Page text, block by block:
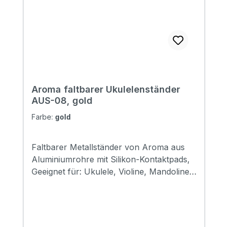
Aroma faltbarer Ukulelenständer
AUS-08, gold
Farbe: gold
Faltbarer Metallständer von Aroma aus
Aluminiumrohre mit Silikon-Kontaktpads,
Geeignet für: Ukulele, Violine, Mandoline